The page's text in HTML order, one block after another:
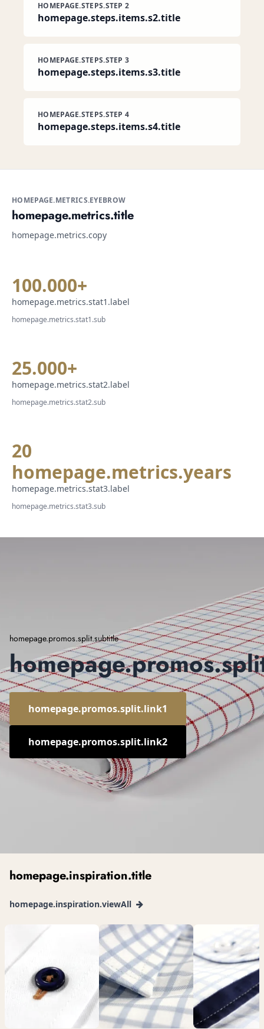
HOMEPAGE.STEPS.STEP 2
homepage.steps.items.s2.title
HOMEPAGE.STEPS.STEP 3
homepage.steps.items.s3.title
HOMEPAGE.STEPS.STEP 4
homepage.steps.items.s4.title
HOMEPAGE.METRICS.EYEBROW
homepage.metrics.title
homepage.metrics.copy
100.000+
homepage.metrics.stat1.label
homepage.metrics.stat1.sub
25.000+
homepage.metrics.stat2.label
homepage.metrics.stat2.sub
20
homepage.metrics.years
homepage.metrics.stat3.label
homepage.metrics.stat3.sub
homepage.promos.split.subtitle
homepage.promos.split.link1
homepage.promos.split.link2
homepage.inspiration.title
homepage.inspiration.viewAll